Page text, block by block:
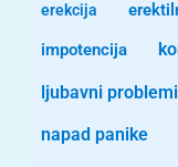
erekcija
impotencija
ljubavni problemi
napad panike